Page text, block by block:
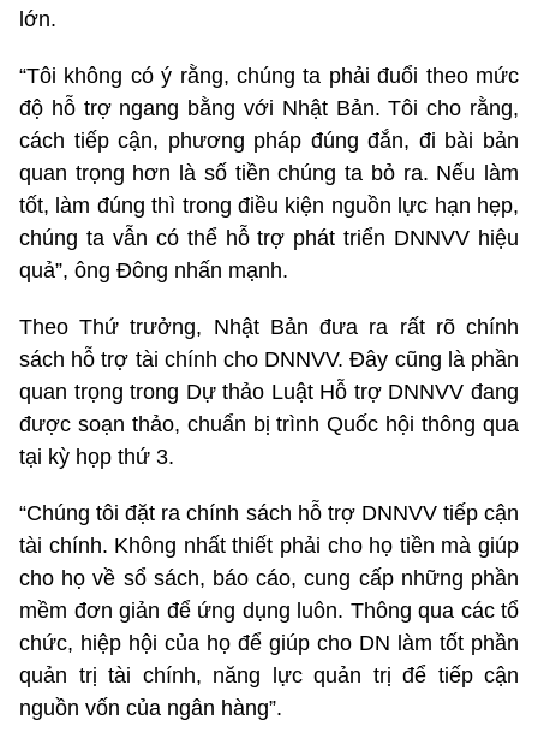
lớn.
“Tôi không có ý rằng, chúng ta phải đuổi theo mức
độ hỗ trợ ngang bằng với Nhật Bản. Tôi cho rằng,
cách tiếp cận, phương pháp đúng đắn, đi bài bản
quan trọng hơn là số tiền chúng ta bỏ ra. Nếu làm
tốt, làm đúng thì trong điều kiện nguồn lực hạn hẹp,
chúng ta vẫn có thể hỗ trợ phát triển DNNVV hiệu
quả”, ông Đông nhấn mạnh.
Theo Thứ trưởng, Nhật Bản đưa ra rất rõ chính
sách hỗ trợ tài chính cho DNNVV. Đây cũng là phần
quan trọng trong Dự thảo Luật Hỗ trợ DNNVV đang
được soạn thảo, chuẩn bị trình Quốc hội thông qua
tại kỳ họp thứ 3.
“Chúng tôi đặt ra chính sách hỗ trợ DNNVV tiếp cận
tài chính. Không nhất thiết phải cho họ tiền mà giúp
cho họ về sổ sách, báo cáo, cung cấp những phần
mềm đơn giản để ứng dụng luôn. Thông qua các tổ
chức, hiệp hội của họ để giúp cho DN làm tốt phần
quản trị tài chính, năng lực quản trị để tiếp cận
nguồn vốn của ngân hàng”.